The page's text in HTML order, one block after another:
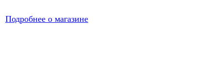
Подробнее о магазине